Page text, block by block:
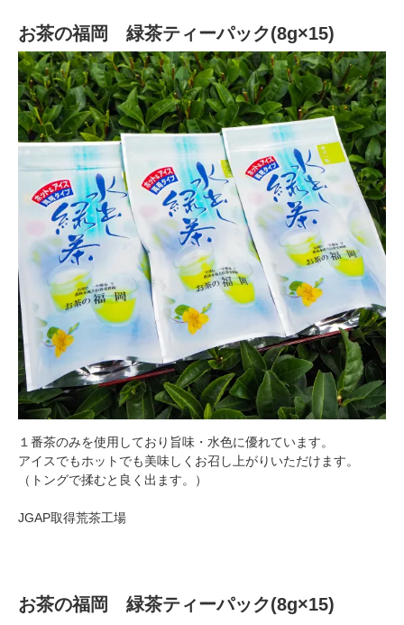
お茶の福岡 緑茶ティーパック(8g×15)
１番茶のみを使用しており旨味・水色に優れています。
アイスでもホットでも美味しくお召し上がりいただけます。
（トングで揉むと良く出ます。）
JGAP取得荒茶工場
お茶の福岡 緑茶ティーパック(8g×15)